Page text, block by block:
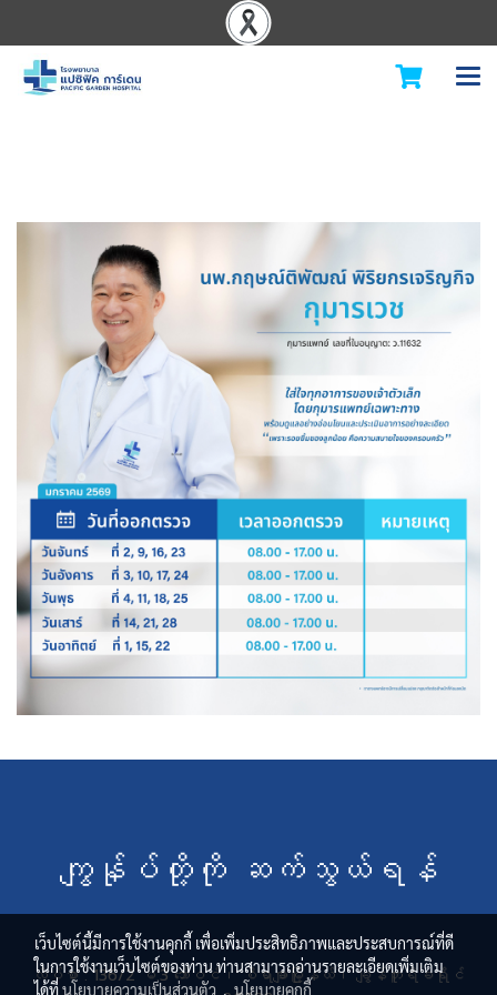
ကျွန်ုပ်တို့ကို ဆက်သွယ်ရန်
လိပ်စာ : 136/2 မ.3 ဘော်ဝင်၊ စီရာချာမြို့နယ်၊ ချွန်ဘူရီခရိုင်
เว็บไซต์นี้มีการใช้งานคุกกี้ เพื่อเพิ่มประสิทธิภาพและประสบการณ์ที่ดี
ในการใช้งานเว็บไซต์ของท่าน ท่านสามารถอ่านรายละเอียดเพิ่มเติม
ได้ที่นโยบายความเป็นส่วนตัว ,นโยบายคุกกี้